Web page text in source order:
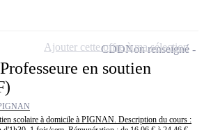
en soutien
scolaire à domicile à PIGNAN. Description du cours :
CDDNon renseigné
Ajouter cette offre à ma sélection